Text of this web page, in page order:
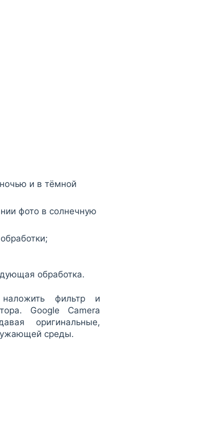
и в тёмной
фото в солнечную
обработка.
фильтр и
Google Camera
оригинальные,
среды.